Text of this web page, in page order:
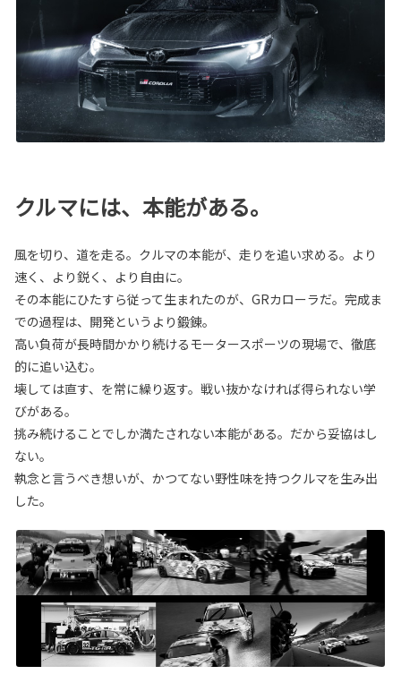
クルマには、本能がある。
風を切り、道を走る。クルマの本能が、走りを追い求める。より
速く、より鋭く、より自由に。
その本能にひたすら従って生まれたのが、GRカローラだ。完成ま
での過程は、開発というより鍛錬。
高い負荷が長時間かかり続けるモータースポーツの現場で、徹底
的に追い込む。
壊しては直す、を常に繰り返す。戦い抜かなければ得られない学
びがある。
挑み続けることでしか満たされない本能がある。だから妥協はし
ない。
執念と言うべき想いが、かつてない野性味を持つクルマを生み出
した。